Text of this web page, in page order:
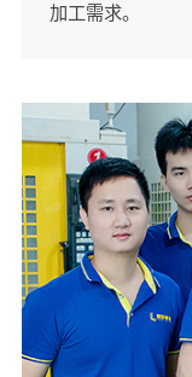
加工需求。